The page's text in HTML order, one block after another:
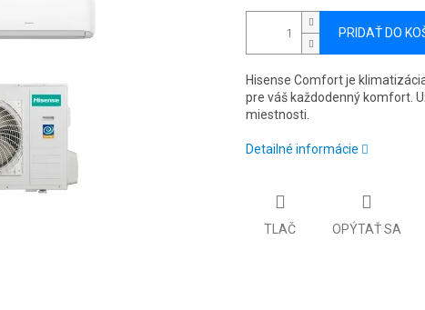
PRIDAŤ DO
Hisense Comfort je
pre váš každodenný komfort.
miestnosti.
Detailné informácie
TLAČ OPÝTAŤ SA